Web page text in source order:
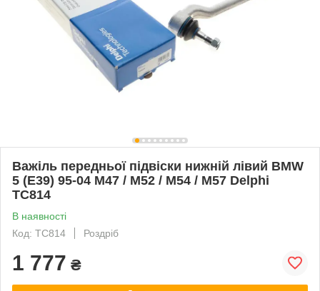
Важіль передньої підвіски нижній лівий BMW
5 (E39) 95-04 M47 / M52 / M54 / M57 Delphi
TC814
В наявності
Код: TC814
Роздріб
1 777 ₴